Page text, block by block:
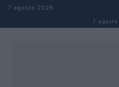
Pular para o conteúdo
7 agosto 2026
7 agosto